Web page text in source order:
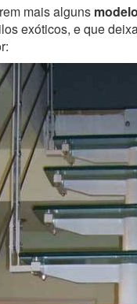
mais alguns
exóticos, e que